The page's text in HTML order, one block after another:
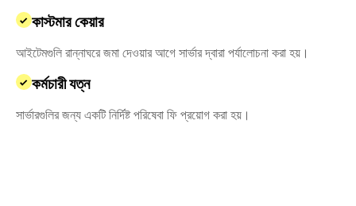
কাস্টমার কেয়ার
আইটেমগুলি রান্নাঘরে জমা দেওয়ার আগে সার্ভার দ্বারা পর্যালোচনা করা হয়।
কর্মচারী যত্ন
সার্ভারগুলির জন্য একটি নির্দিষ্ট পরিষেবা ফি প্রয়োগ করা হয়।